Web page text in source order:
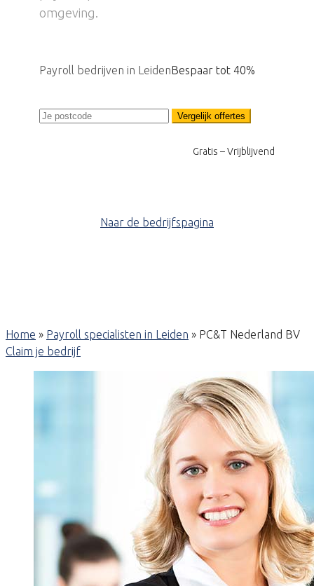
omgeving.
Payroll bedrijven in LeidenBespaar tot 40%
Vergelijk offertes
Gratis – Vrijblijvend
Naar de bedrijfspagina
Home » Payroll specialisten in Leiden » PC&T Nederland BV
Claim je bedrijf